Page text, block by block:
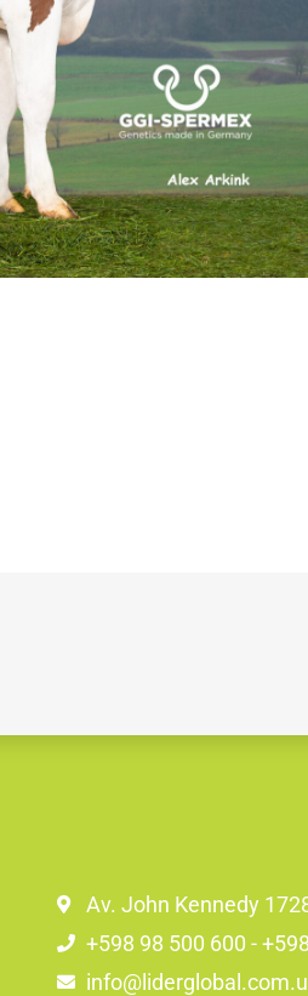
Av. John Kennedy
+598 98 500 600 -